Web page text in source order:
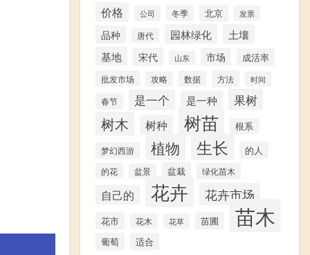
价格 公司 冬季 北京 发票
品种 唐代 园林绿化
土壤
基地
宋代 山东 市场 成活率
批发市场 攻略 数据 方法 时间
春节 是一个 是一种 果树
树木 树种 树苗
根系
梦幻西游
植物 生长 的人
的花 盆景 盆栽 绿化苗木
自己的 花卉 花卉市场
花市 花木 花草 苗圃 苗木
葡萄 适合